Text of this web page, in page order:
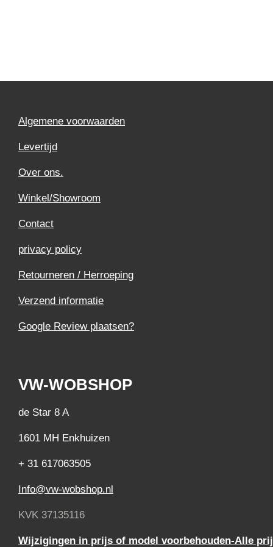
Algemene voorwaarden
Levertijd
Over ons.
Winkel/Showroom
Contact
privacy policy
Retourneren / Herroeping
Verzend informatie
Google Review plaatsen?
VW-WOBSHOP
de Star 8 A
1601 MH Enkhuizen
+ 31 617063505
Info@vw-wobshop.nl
KVK 37135116
Wijzigingen in prijs of model voorbehouden-Alle